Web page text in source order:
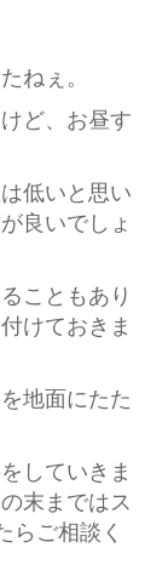
ねぇ。
ど、お昼す
低いと思い
良いでしょ
こともあり
けておきま
地面にたた
していきま
末まではス
らご相談く